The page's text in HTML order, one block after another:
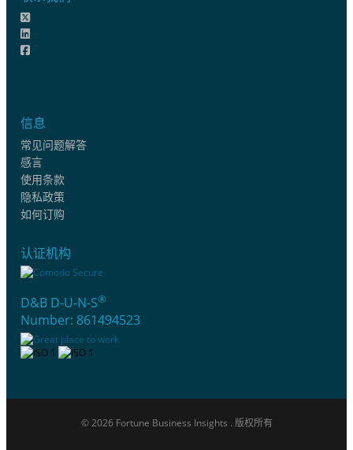
信息
常见问题解答
感言
使用条款
隐私政策
如何订购
认证机构
D&B D-U-N-S®
Number: 861494523
© 2026 Fortune Business Insights . 版权所有